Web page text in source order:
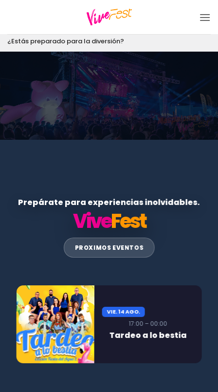
¿Estás preparado para la diversión?
Prepárate para experiencias inolvidables.
ViveFest
PROXIMOS EVENTOS
VIE. 14 AGO.
17:00 – 00:00
Tardeo a lo bestia